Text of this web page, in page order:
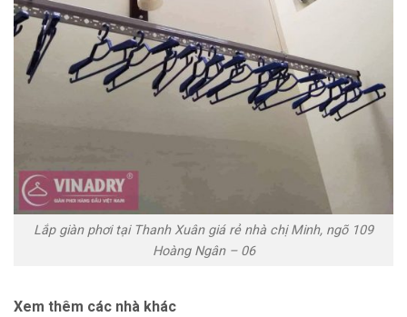
Lắp giàn phơi tại Thanh Xuân giá rẻ nhà chị Minh, ngõ 109
Hoàng Ngân – 06
Xem thêm các nhà khác